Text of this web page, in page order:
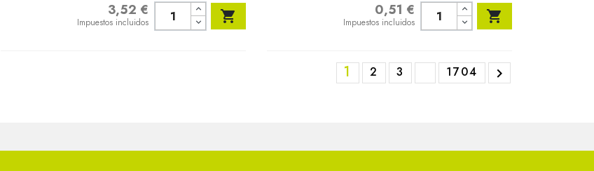
3,52 €
Impuestos incluidos  0,51 €
Impuestos incluidos 
1 2 3 1704 